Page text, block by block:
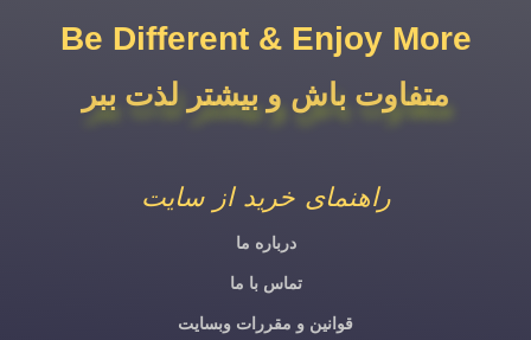
Be Different & Enjoy More​
متفاوت باش و بیشتر لذت ببر
راهنمای خرید از سایت
درباره ما
تماس با ما
قوانین و مقررات وبسایت